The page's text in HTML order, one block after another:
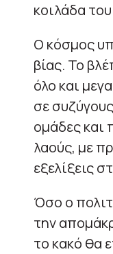
κοιλάδα
Ο κόσμος
βίας. Το
όλο και
σε
ομάδες και
λαούς, με
εξελίξεις
Όσο ο
την
το κακό θα